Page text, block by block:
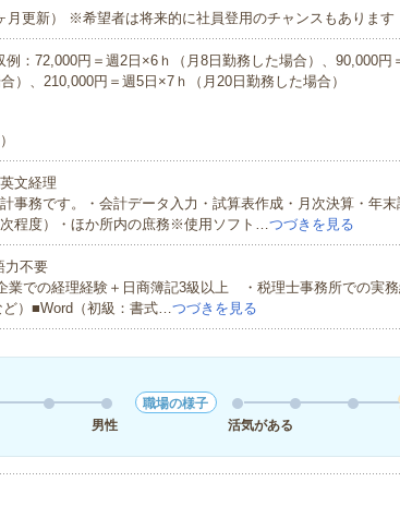
月更新） ※希望者は将来的に社員登用のチャンスもあります
：72,000円＝週2日×6ｈ（月8日勤務した場合）、90,000円
）、210,000円＝週5日×7ｈ（月20日勤務した場合）
文経理
事務です。・会計データ入力・試算表作成・月次決算・年末
程度）・ほか所内の庶務※使用ソフト…つづきを見る
力不要
での経理経験＋日商簿記3級以上 ・税理士事務所での実務
ど）■Word（初級：書式…つづきを見る
男性
職場の様子
活気がある